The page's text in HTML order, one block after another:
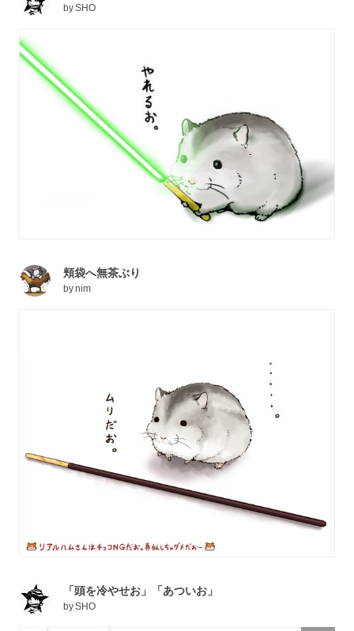
bySHO
頬袋へ無茶ぶり
bynim
「頭を冷やせお」「あついお」
bySHO